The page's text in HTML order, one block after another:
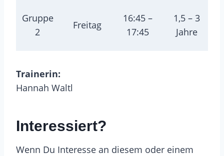
Gruppe
2
Freitag
16:45 –
17:45
1,5 – 3
Jahre
Trainerin:
Hannah Waltl
Interessiert?
Wenn Du Interesse an diesem oder einem